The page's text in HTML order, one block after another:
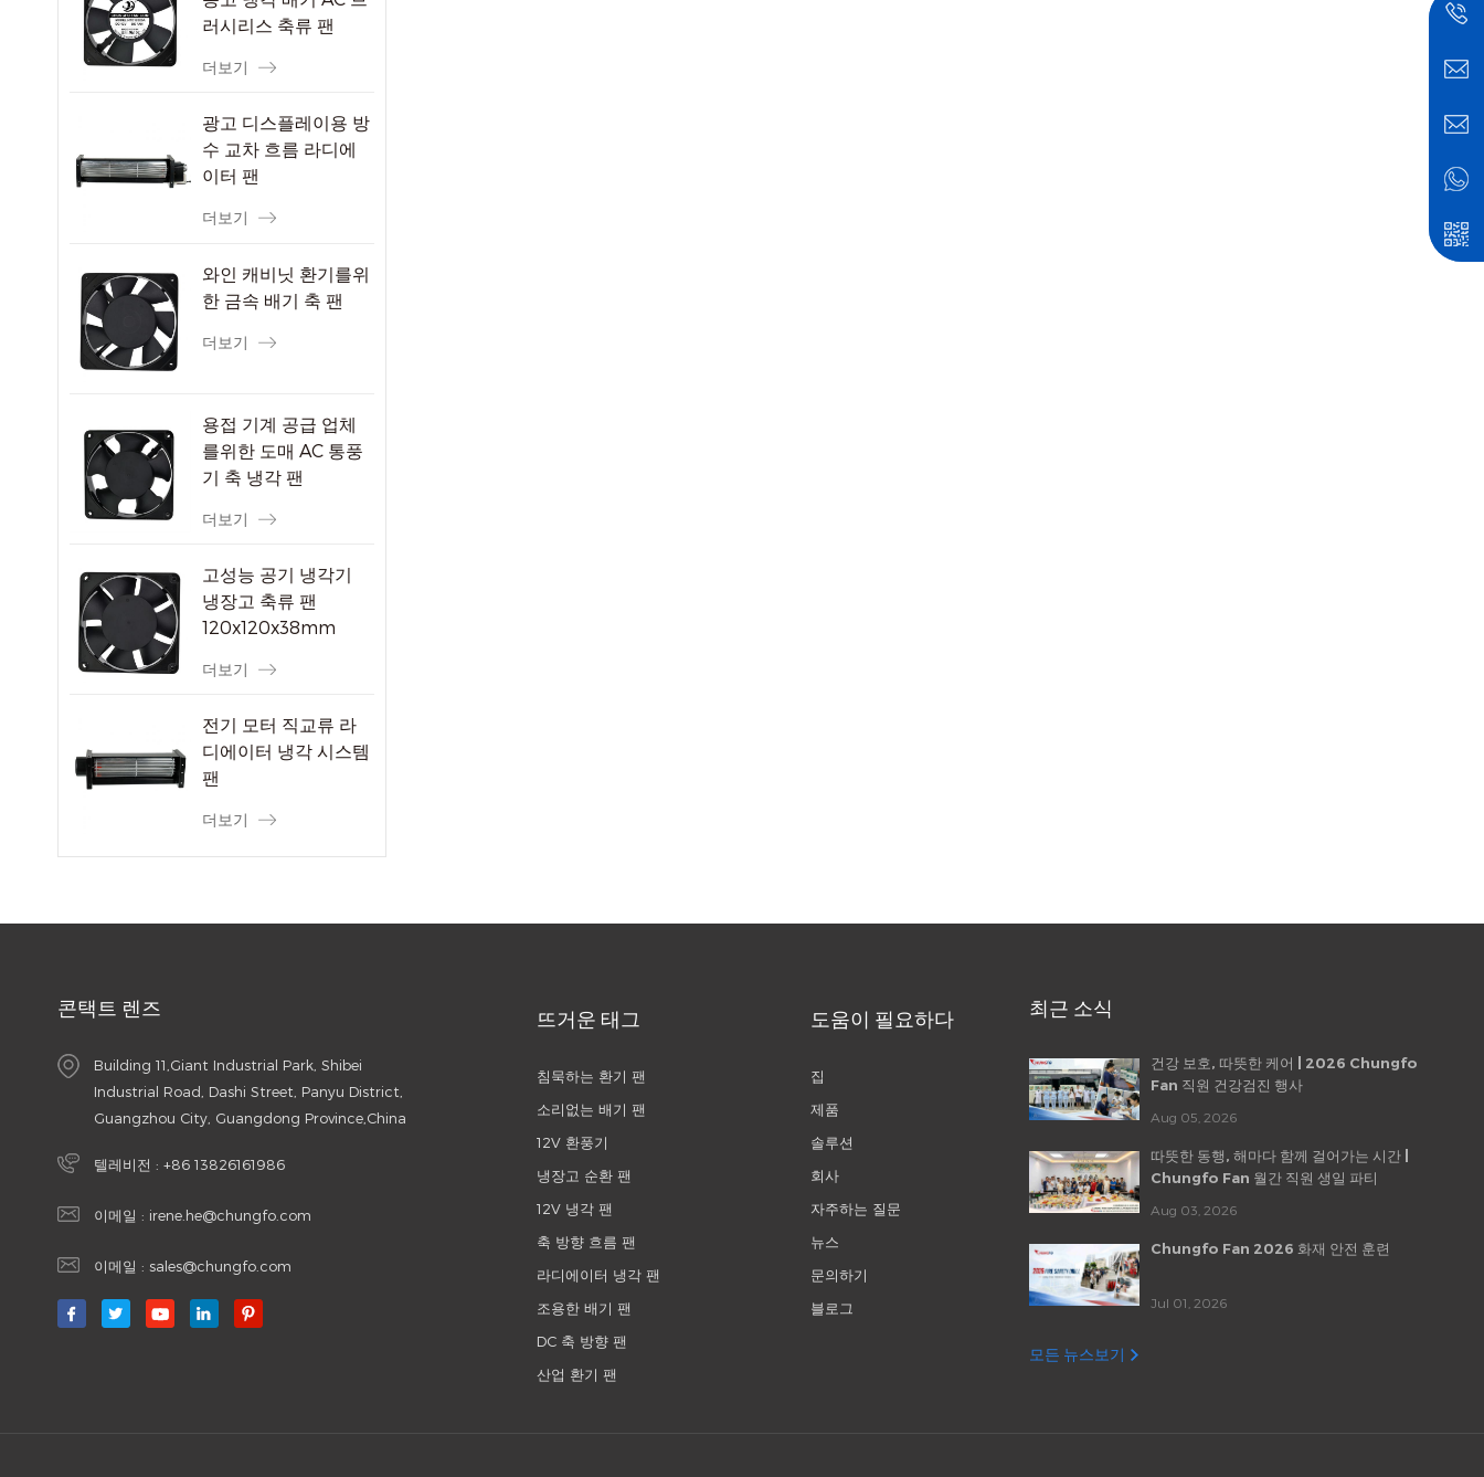
러시리스 축류 팬
더보기
광고 디스플레이용 방
수 교차 흐름 라디에
이터 팬
더보기
와인 캐비닛 환기를위
한 금속 배기 축 팬
더보기
용접 기계 공급 업체
를위한 도매 AC 통풍
기 축 냉각 팬
더보기
고성능 공기 냉각기
냉장고 축류 팬
120x120x38mm
더보기
전기 모터 직교류 라
디에이터 냉각 시스템
팬
더보기
콘택트 렌즈
Building 11,Giant Industrial Park, Shibei
Industrial Road, Dashi Street, Panyu District,
Guangzhou City, Guangdong Province,China
텔레비전 : +86 13826161986
이메일 : irene.he@chungfo.com
이메일 : sales@chungfo.com
뜨거운 태그
침묵하는 환기 팬
소리없는 배기 팬
12V 환풍기
냉장고 순환 팬
12V 냉각 팬
축 방향 흐름 팬
라디에이터 냉각 팬
조용한 배기 팬
DC 축 방향 팬
산업 환기 팬
도움이 필요하다
집
제품
솔루션
회사
자주하는 질문
뉴스
문의하기
블로그
최근 소식
건강 보호, 따뜻한 케어 | 2026 Chungfo
Fan 직원 건강검진 행사
Aug 05, 2026
따뜻한 동행, 해마다 함께 걸어가는 시간 |
Chungfo Fan 월간 직원 생일 파티
Aug 03, 2026
Chungfo Fan 2026 화재 안전 훈련
Jul 01, 2026
모든 뉴스보기